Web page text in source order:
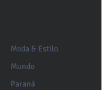
Moda & Estilo
Mundo
Paraná